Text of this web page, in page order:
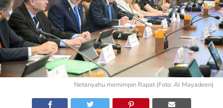
Netanyahu memimpin Rapat (Foto: Al Mayadeen)